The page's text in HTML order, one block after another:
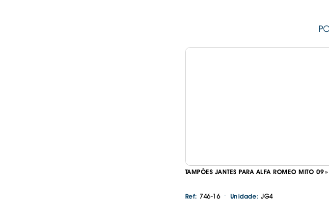
TAMPÕES JANTES PARA ALFA ROMEO MITO
Ref: 746-16 · Unidade: JG4